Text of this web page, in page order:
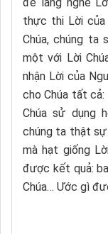
thực thi Lời của
Chúa, chúng ta
một với Lời
nhận Lời của
cho Chúa tất
Chúa sử dụng
chúng ta thật
mà hạt giống
được kết quả:
Chúa… Ước gì